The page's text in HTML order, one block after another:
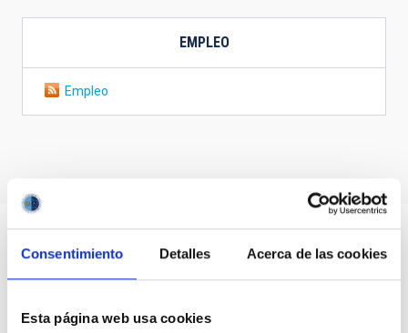
Consentimiento Detalles Acerca de las cookies
Esta página web usa cookies
EMPLEO
Empleo